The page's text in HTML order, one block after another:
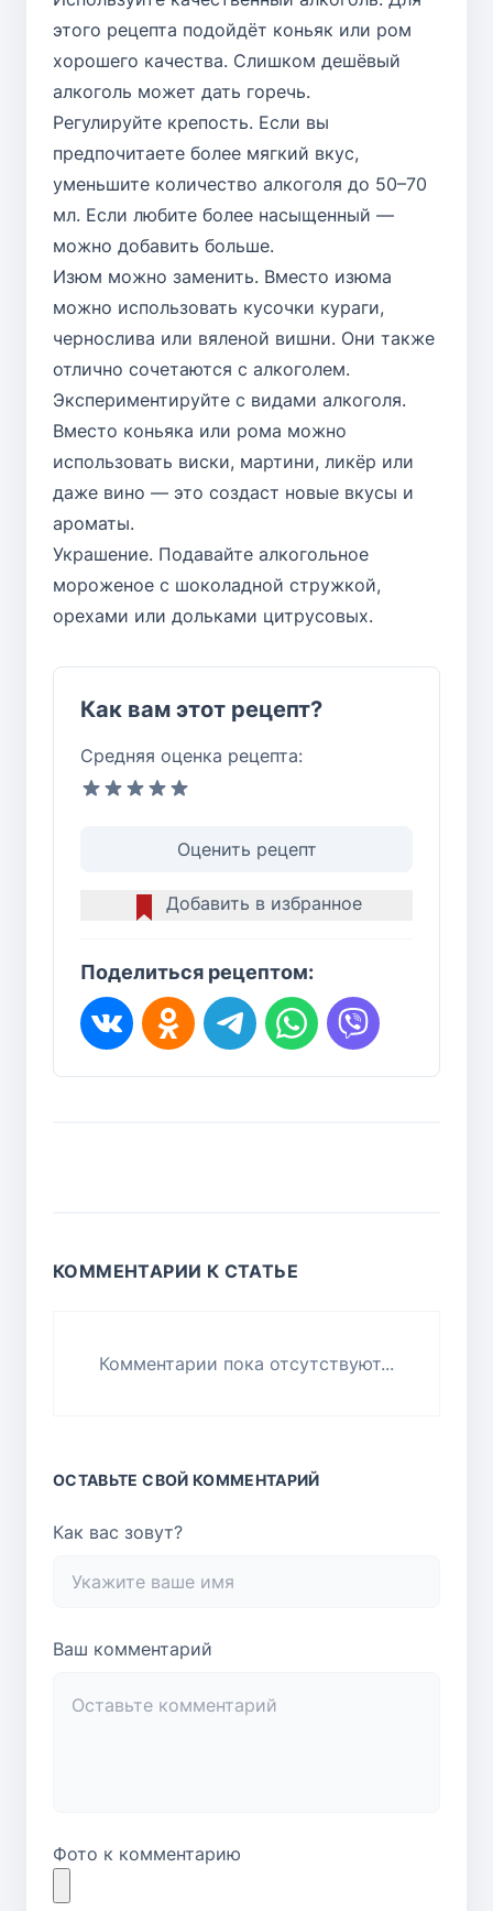
этого рецепта подойдёт коньяк или ром
хорошего качества. Слишком дешёвый
алкоголь может дать горечь.
Регулируйте крепость. Если вы
предпочитаете более мягкий вкус,
уменьшите количество алкоголя до 50–70
мл. Если любите более насыщенный —
можно добавить больше.
Изюм можно заменить. Вместо изюма
можно использовать кусочки кураги,
чернослива или вяленой вишни. Они также
отлично сочетаются с алкоголем.
Экспериментируйте с видами алкоголя.
Вместо коньяка или рома можно
использовать виски, мартини, ликёр или
даже вино — это создаст новые вкусы и
ароматы.
Украшение. Подавайте алкогольное
мороженое с шоколадной стружкой,
орехами или дольками цитрусовых.
Как вам этот рецепт?
Средняя оценка рецепта:
Оценить рецепт
Добавить в избранное
Поделиться рецептом:
КОММЕНТАРИИ К СТАТЬЕ
Комментарии пока отсутствуют...
ОСТАВЬТЕ СВОЙ КОММЕНТАРИЙ
Как вас зовут?
Ваш комментарий
Фото к комментарию